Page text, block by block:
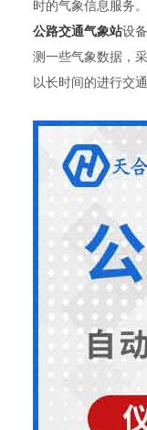
时的气象信息服务。
公路交通气象站设
测一些气象数据，
以长时间的进行交